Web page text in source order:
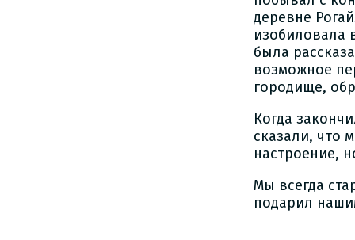
деревне
изобиловала
была
возможное
городище,
Когда
сказали, что
настроение,
Мы всегда
подарил